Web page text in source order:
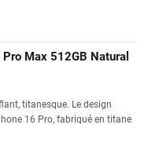
Max 512GB Natural
titanesque. Le design
16 Pro, fabriqué en titane